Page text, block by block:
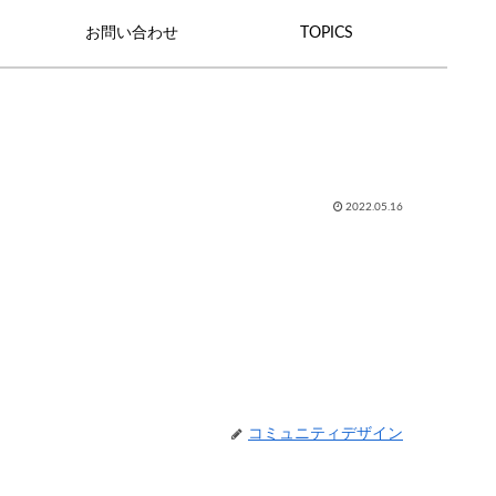
お問い合わせ TOPICS
2022.05.16
コミュニティデザイン